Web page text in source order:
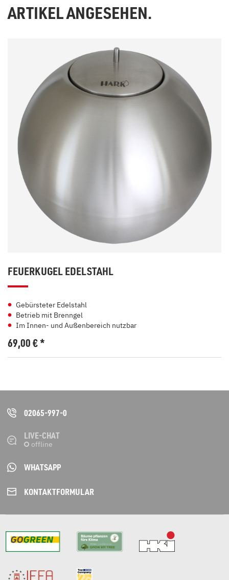
ARTIKEL ANGESEHEN.
FEUERKUGEL EDELSTAHL
Gebürsteter Edelstahl
Betrieb mit Brenngel
Im Innen- und Außenbereich nutzbar
69,00€*
02065-997-0
LIVE-CHAT
WHATSAPP
KONTAKT­FORMULAR